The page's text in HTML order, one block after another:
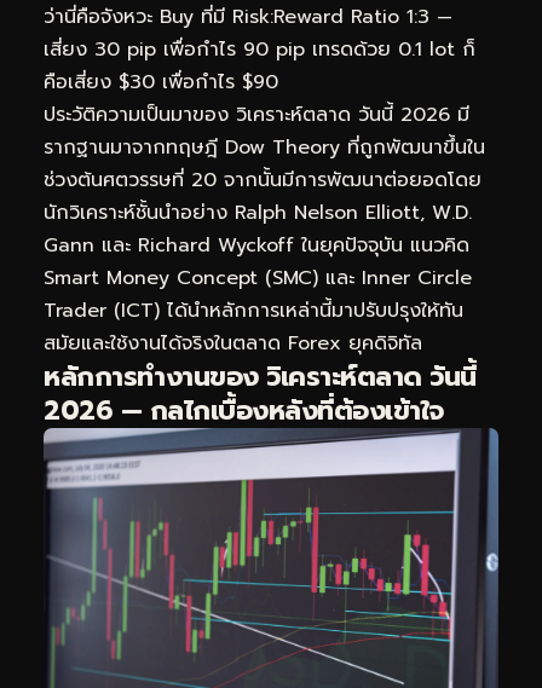
ว่านี่คือจังหวะ Buy ที่มี Risk:Reward Ratio 1:3 —
เสี่ยง 30 pip เพื่อกำไร 90 pip เทรดด้วย 0.1 lot ก็
คือเสี่ยง $30 เพื่อกำไร $90
ประวัติความเป็นมาของ วิเคราะห์ตลาด วันนี้ 2026 มี
รากฐานมาจากทฤษฎี Dow Theory ที่ถูกพัฒนาขึ้นใน
ช่วงต้นศตวรรษที่ 20 จากนั้นมีการพัฒนาต่อยอดโดย
นักวิเคราะห์ชั้นนำอย่าง Ralph Nelson Elliott, W.D.
Gann และ Richard Wyckoff ในยุคปัจจุบัน แนวคิด
Smart Money Concept (SMC) และ Inner Circle
Trader (ICT) ได้นำหลักการเหล่านี้มาปรับปรุงให้ทัน
สมัยและใช้งานได้จริงในตลาด Forex ยุคดิจิทัล
หลักการทำงานของ วิเคราะห์ตลาด วันนี้
2026 — กลไกเบื้องหลังที่ต้องเข้าใจ